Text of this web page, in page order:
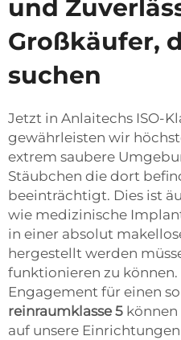
und
Großkäufer,
suchen
Jetzt in Anlaitechs ISO-
gewährleisten wir
extrem saubere
Stäubchen die dort
beeinträchtigt. Dies ist
wie medizinische
in einer absolut
hergestellt werden
funktionieren zu
Engagement für einen
reinraumklasse 5
auf unsere